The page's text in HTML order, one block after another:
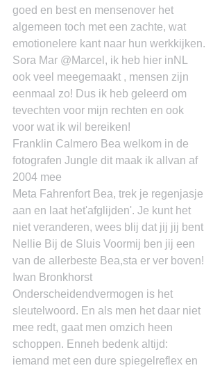
goed en best en mensenover het
algemeen toch met een zachte, wat
emotionelere kant naar hun werkkijken.
Sora Mar @Marcel, ik heb hier inNL
ook veel meegemaakt , mensen zijn
eenmaal zo! Dus ik heb geleerd om
tevechten voor mijn rechten en ook
voor wat ik wil bereiken!
Franklin Calmero Bea welkom in de
fotografen Jungle dit maak ik allvan af
2004 mee
Meta Fahrenfort Bea, trek je regenjasje
aan en laat het'afglijden'. Je kunt het
niet veranderen, wees blij dat jij jij bent
Nellie Bij de Sluis Voormij ben jij een
van de allerbeste Bea,sta er ver boven!
Iwan Bronkhorst
Onderscheidendvermogen is het
sleutelwoord. En als men het daar niet
mee redt, gaat men omzich heen
schoppen. Enneh bedenk altijd:
iemand met een dure spiegelreflex en